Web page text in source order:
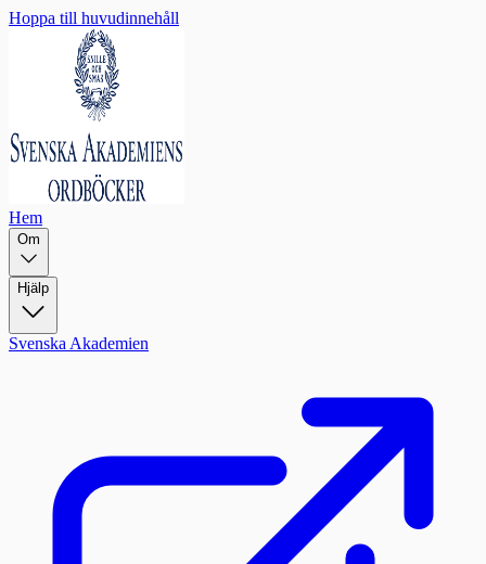
Hoppa till huvudinnehåll
Hem
Om
Hjälp
Svenska Akademien